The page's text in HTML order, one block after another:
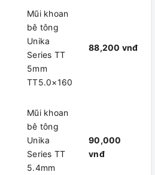
Mũi khoan
bê tông
Unika
Series TT
5mm
TT5.0×160
88,200 vnđ
Mũi khoan
bê tông
Unika
Series TT
5.4mm
90,000
vnđ